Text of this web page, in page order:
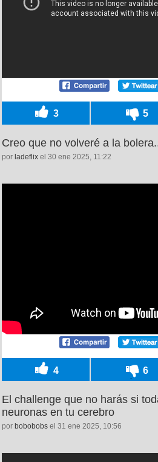
3 5
Creo que no volveré a la
por ladeflix el 30 ene 2025, 11:22
4 6
El challenge que no harás si
neuronas en tu cerebro
por bobobobs el 31 ene 2025, 10:56